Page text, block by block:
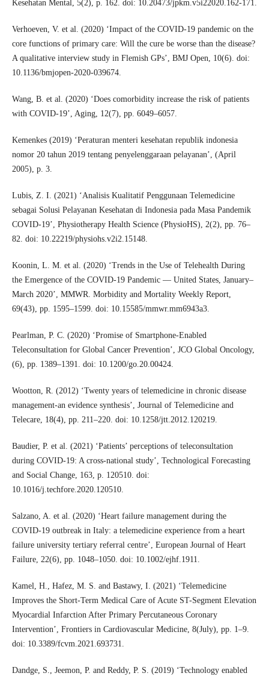
Kesehatan Mental, 5(2), p. 162. doi: 10.20473/jpkm.v5i22020.162-171.
Verhoeven, V. et al. (2020) ‘Impact of the COVID-19 pandemic on the
core functions of primary care: Will the cure be worse than the disease?
A qualitative interview study in Flemish GPs’, BMJ Open, 10(6). doi:
10.1136/bmjopen-2020-039674.
Wang, B. et al. (2020) ‘Does comorbidity increase the risk of patients
with COVID-19’, Aging, 12(7), pp. 6049–6057.
Kemenkes (2019) ‘Peraturan menteri kesehatan republik indonesia
nomor 20 tahun 2019 tentang penyelenggaraan pelayanan’, (April
2005), p. 3.
Lubis, Z. I. (2021) ‘Analisis Kualitatif Penggunaan Telemedicine
sebagai Solusi Pelayanan Kesehatan di Indonesia pada Masa Pandemik
COVID-19’, Physiotherapy Health Science (PhysioHS), 2(2), pp. 76–
82. doi: 10.22219/physiohs.v2i2.15148.
Koonin, L. M. et al. (2020) ‘Trends in the Use of Telehealth During
the Emergence of the COVID-19 Pandemic — United States, January–
March 2020’, MMWR. Morbidity and Mortality Weekly Report,
69(43), pp. 1595–1599. doi: 10.15585/mmwr.mm6943a3.
Pearlman, P. C. (2020) ‘Promise of Smartphone-Enabled
Teleconsultation for Global Cancer Prevention’, JCO Global Oncology,
(6), pp. 1389–1391. doi: 10.1200/go.20.00424.
Wootton, R. (2012) ‘Twenty years of telemedicine in chronic disease
management-an evidence synthesis’, Journal of Telemedicine and
Telecare, 18(4), pp. 211–220. doi: 10.1258/jtt.2012.120219.
Baudier, P. et al. (2021) ‘Patients’ perceptions of teleconsultation
during COVID-19: A cross-national study’, Technological Forecasting
and Social Change, 163, p. 120510. doi:
10.1016/j.techfore.2020.120510.
Salzano, A. et al. (2020) ‘Heart failure management during the
COVID-19 outbreak in Italy: a telemedicine experience from a heart
failure university tertiary referral centre’, European Journal of Heart
Failure, 22(6), pp. 1048–1050. doi: 10.1002/ejhf.1911.
Kamel, H., Hafez, M. S. and Bastawy, I. (2021) ‘Telemedicine
Improves the Short-Term Medical Care of Acute ST-Segment Elevation
Myocardial Infarction After Primary Percutaneous Coronary
Intervention’, Frontiers in Cardiovascular Medicine, 8(July), pp. 1–9.
doi: 10.3389/fcvm.2021.693731.
Dandge, S., Jeemon, P. and Reddy, P. S. (2019) ‘Technology enabled